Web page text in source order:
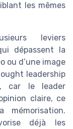
les mêmes
leviers
dépassent la
ou d’une image
leadership
car le leader
claire, ce
mémorisation.
déjà les